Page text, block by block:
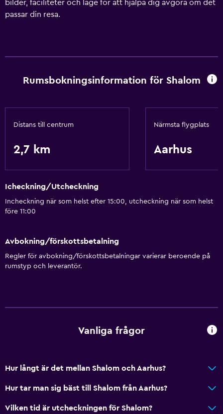
bilder, faciliteter och läge för att hjälpa dig avgöra om det
passar din resa.
Rumsbokningsinformation för Shalom
Distans till centrum
2,7 km
Närmsta flygplats
Aarhus
Icheckning/Utcheckning
Incheckning när som helst efter 15:00, utcheckning när som helst
före 11:00
Avbokning/förskottsbetalning
Regler för avbokning/förskottsbetalningar varierar beroende på
rumstyp och leverantör.
Vanliga frågor
Hur långt är det mellan Shalom och Aarhus?
Hur tar man sig bäst till Shalom från Aarhus?
Vilken tid är utcheckningen för Shalom?